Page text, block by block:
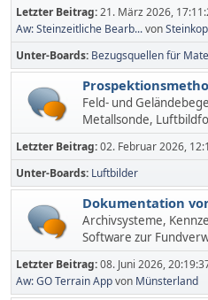
Letzter Beitrag:21. März 2026,
Aw: Steinzeitliche Bearb...von
Unter-Boards Bezugsquellen für
Feld- und
Metallsonde,
Letzter Beitrag:02. Februar 2026,
Unter-Boards Luftbilder
Dokumentation
Archivsysteme,
Software zur
Letzter Beitrag:08. Juni 2026,
Aw: GO Terrain Appvon Münsterland